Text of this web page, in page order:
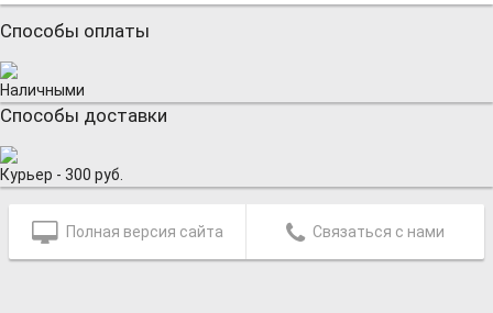
Способы оплаты
Наличными
Способы доставки
Курьер - 300 руб.
Полная версия сайта Связаться с нами